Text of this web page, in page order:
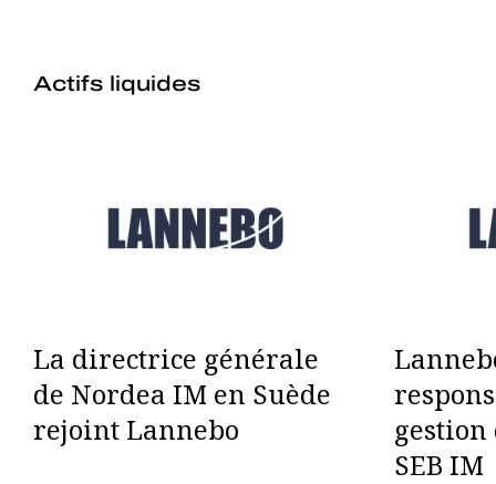
Actifs liquides
La directrice générale
de Nordea IM en Suède
rejoint Lannebo
gestion
SEB IM